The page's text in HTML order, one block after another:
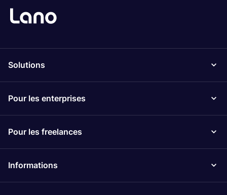
Solutions
Pour les enterprises
Pour les freelances
Informations